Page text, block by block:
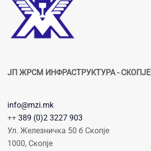
ЈП ЖРСМ ИНФРАСТРУКТУРА - СКОПЈЕ
info@mzi.mk
++ 389 (0)2 3227 903
Ул. Железничка 50 б Скопје
1000, Скопје